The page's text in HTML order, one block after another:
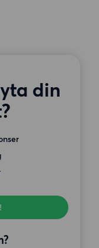
din